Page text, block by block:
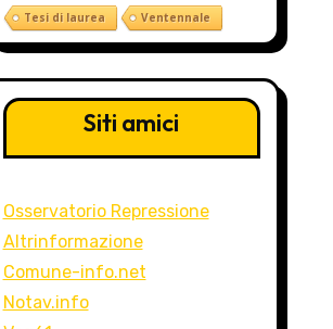
Tesi di laurea Ventennale
Siti amici
Osservatorio Repressione
Altrinformazione
Comune-info.net
Notav.info